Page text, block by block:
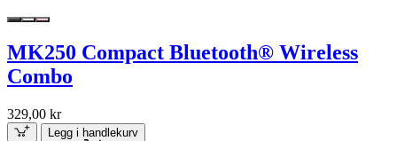
MK250 Compact Bluetooth® Wireless
Combo
329,00 kr
Legg i handlekurv